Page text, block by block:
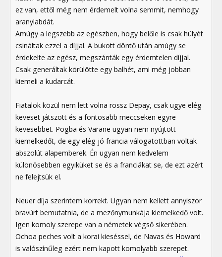
ez van, ettől még nem érdemelt volna semmit, nemhogy
aranylabdát.
Amúgy a legszebb az egészben, hogy belőle is csak hülyét
csináltak ezzel a díjjal. A bukott döntő után amúgy se
érdekelte az egész, megszánták egy érdemtelen díjjal.
Csak generáltak körülötte egy balhét, ami még jobban
kiemeli a kudarcát.
Fiatalok közül nem lett volna rossz Depay, csak ugye elég
keveset játszott és a fontosabb meccseken egyre
kevesebbet. Pogba és Varane ugyan nem nyújtott
kiemelkedőt, de egy elég jó francia válogatottban voltak
abszolút alapemberek. Én ugyan nem kedvelem
különösebben egyiküket se és a franciákat se, de ezt azért
ne felejtsük el.
Neuer díja szerintem korrekt. Ugyan nem kellett annyiszor
bravúrt bemutatnia, de a mezőnymunkája kiemelkedő volt.
Igen komoly szerepe van a németek végső sikerében.
Ochoa peches volt a korai kieséssel, de Navas és Howard
is valószínűleg ezért nem kapott komolyabb szerepet.